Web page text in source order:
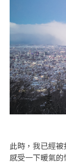
此時，我已經
感受一下暖氣的